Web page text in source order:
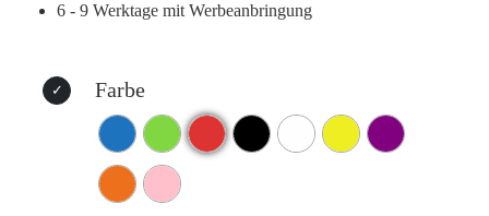
6 - 9 Werktage mit Werbeanbringung
Farbe